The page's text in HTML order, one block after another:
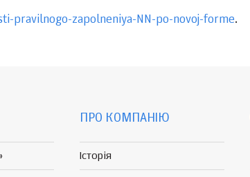
pravilnogo-zapolneniya-NN-po-novoj-forme.
ПРО КОМПАНІЮ
Історія